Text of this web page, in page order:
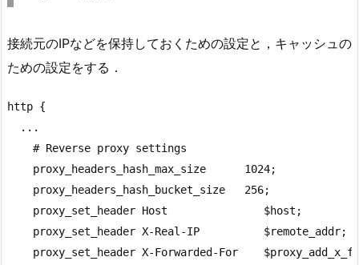
接続元のIPなどを保持しておくための設定と，キャッシュの
ための設定をする．
http {
  ...
    # Reverse proxy settings
    proxy_headers_hash_max_size      1024;
    proxy_headers_hash_bucket_size   256;
    proxy_set_header Host               $host;
    proxy_set_header X-Real-IP          $remote_addr;
proxy_set_header X-Forwarded-For